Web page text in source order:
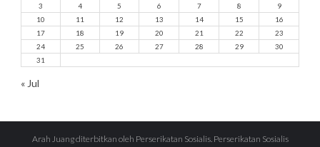
3
4 5 6 7 8
9
10
11 12 13 14 15
16
17
18 19 20 21 22
23
24
25 26 27 28 29
30
31
« Jul
Arah Juang diterbitkan oleh Perserikatan Sosialis. Perserikatan Sosialis